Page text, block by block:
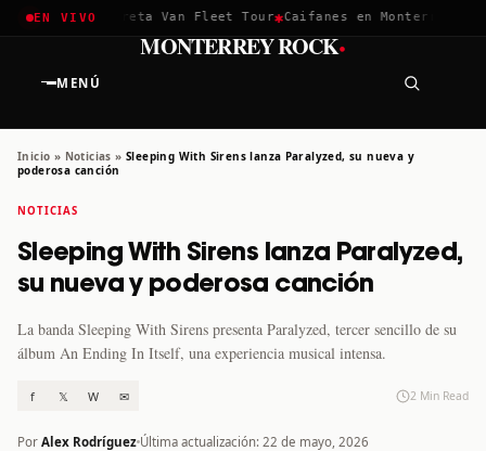
EN VIVO
2026✱Greta Van Fleet Tour✱Caifanes en Monterrey · 12
MENÚ
MONTERREY ROCK·
Inicio » Noticias » Sleeping With Sirens lanza Paralyzed, su nueva y
poderosa canción
NOTICIAS
Sleeping With Sirens lanza Paralyzed,
su nueva y poderosa canción
La banda Sleeping With Sirens presenta Paralyzed, tercer sencillo de su
álbum An Ending In Itself, una experiencia musical intensa.
f 𝕏 W ✉ 2 Min Read
Por Alex Rodríguez Última actualización: 22 de mayo, 2026